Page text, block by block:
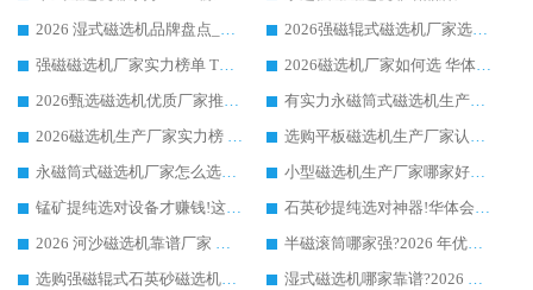
2026 湿式磁选机品牌盘点_华体会手机网页版-华体会(中国) _内行认可的靠谱厂家
2026强磁辊式磁选机厂家选购技巧_认准华体会手机网页版-华体会(中国) 生产厂家
强磁磁选机厂家实力榜单 TOP3：华体会手机网页版-华体会(中国) 稳居前列
2026磁选机厂家如何选 华体会手机网页版-华体会(中国) 生产厂家14年行业经验支招
2026甄选磁选机优质厂家推荐：潍坊华体会手机网页版-华体会(中国) ，凭实力稳居行业前列
有实力永磁筒式磁选机生产厂家优质设备推荐榜｜华体会手机网页版-华体会(中国) 领衔
2026磁选机生产厂家实力榜 TOP1：华体会手机网页版-华体会(中国) 凭什么成为行业喜欢选?
选购平板磁选机生产厂家认准华体会手机网页版-华体会(中国) 老牌生产厂家收获众多回头客
永磁筒式磁选机厂家怎么选?14 年老厂华体会手机网页版-华体会(中国) 凭实力出圈，这 5 大优势太圈粉
小型磁选机生产厂家哪家好?2026 年实测推荐，华体会手机网页版-华体会(中国) 十年口碑厂值得闭眼入
锰矿提纯选对设备才赚钱!这家临朐厂家的强磁辊磁选机凭啥成行业标杆?
石英砂提纯选对神器!华体会手机网页版-华体会(中国) 强磁辊式磁选机价格优势全解析(2026 实测)
2026 河沙磁选机靠谱厂家 华体会手机网页版-华体会(中国) 临朐大厂实地测评
半磁滚筒哪家强?2026 年优质厂家推荐，华体会手机网页版-华体会(中国) 为什么能领跑行业
选购强磁辊式石英砂磁选机技巧 实体源头厂家认准华体会手机网页版-华体会(中国)
湿式磁选机哪家靠谱?2026 实测推荐，潍坊华体会手机网页版-华体会(中国) 凭实力稳居榜首